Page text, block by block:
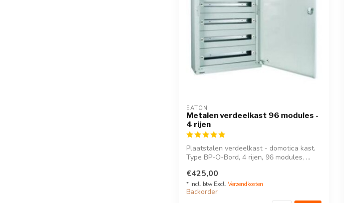
EATON
Metalen verdeelkast 96 modules -
4 rijen
Plaatstalen verdeelkast - domotica kast.
Type BP-O-Bord, 4 rijen, 96 modules, ...
€425,00
* Incl. btw Excl. Verzendkosten
Backorder